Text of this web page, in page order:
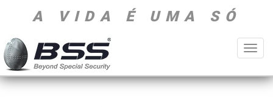
A VIDA É UMA SÓ